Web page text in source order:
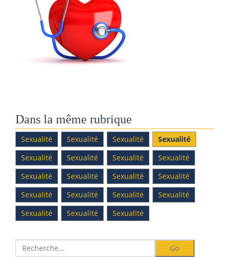
Dans la même rubrique
Sexualité Sexualité Sexualité
Sexualité
Sexualité
Sexualité Sexualité
Sexualité
Sexualité
Sexualité Sexualité
Sexualité
Sexualité
Sexualité Sexualité
Sexualité
Sexualité
Sexualité Sexualité